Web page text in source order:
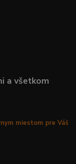
a všetkom
miestom pre Váš